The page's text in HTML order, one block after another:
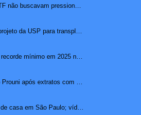
Cartas de ministros do STF não buscavam pressionar, diz pr...
Morre porco clonado em projeto da USP para transplante de �...
Desmatamento tem novo recorde mínimo em 2025 na mata atlâ...
Estudante perde bolsa do Prouni após extratos com apostas ...
Onça ataca pitbull dentro de casa em São Paulo; vídeo ...